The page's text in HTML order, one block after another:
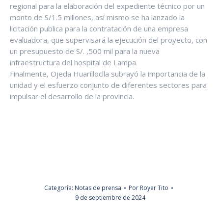
regional para la elaboración del expediente técnico por un
monto de S/1.5 millones, así mismo se ha lanzado la
licitación publica para la contratación de una empresa
evaluadora, que supervisará la ejecución del proyecto, con
un presupuesto de S/. ,500 mil para la nueva
infraestructura del hospital de Lampa.
Finalmente, Ojeda Huarilloclla subrayó la importancia de la
unidad y el esfuerzo conjunto de diferentes sectores para
impulsar el desarrollo de la provincia.
Categoría: Notas de prensa Por Royer Tito
9 de septiembre de 2024